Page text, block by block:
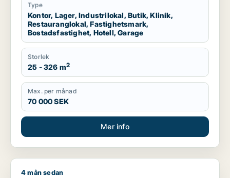
Type
Kontor, Lager, Industrilokal, Butik, Klinik,
Restauranglokal, Fastighetsmark,
Bostadsfastighet, Hotell, Garage
Storlek
25 - 326 m2
Max. per månad
70 000 SEK
Mer info
Jag söker kontor, lager, industrilokal, butik, klinik,
4 mån sedan